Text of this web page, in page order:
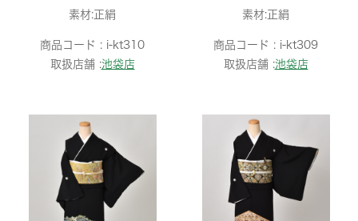
素材:正絹
商品コード : i-kt310
取扱店舗 :池袋店
素材:正絹
商品コード : i-kt309
取扱店舗 :池袋店